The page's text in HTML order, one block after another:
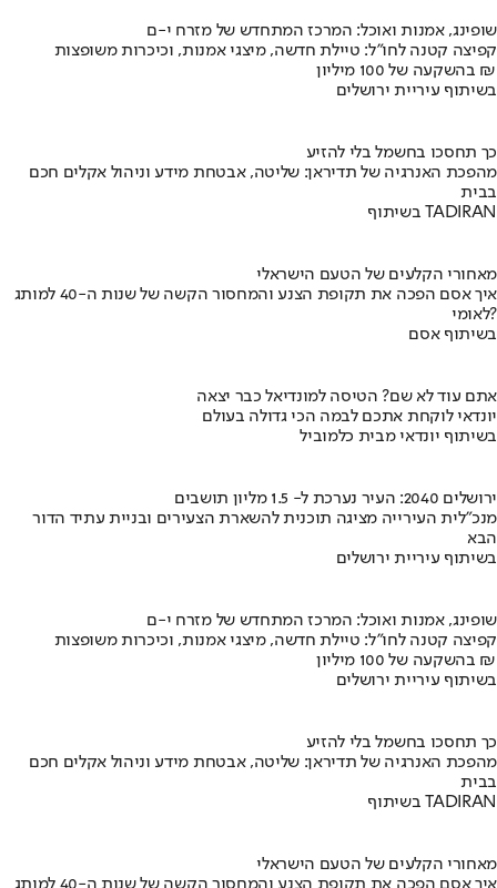
שופינג, אמנות ואוכל: המרכז המתחדש של מזרח י-ם
קפיצה קטנה לחו"ל: טיילת חדשה, מיצגי אמנות, וכיכרות משופצות
בהשקעה של 100 מיליון ₪
בשיתוף עיריית ירושלים
כך תחסכו בחשמל בלי להזיע
מהפכת האנרגיה של תדיראן: שליטה, אבטחת מידע וניהול אקלים חכם
בבית
בשיתוף TADIRAN
מאחורי הקלעים של הטעם הישראלי
איך אסם הפכה את תקופת הצנע והמחסור הקשה של שנות ה-40 למותג
לאומי?
בשיתוף אסם
אתם עוד לא שם? הטיסה למונדיאל כבר יצאה
יונדאי לוקחת אתכם לבמה הכי גדולה בעולם
בשיתוף יונדאי מבית כלמוביל
ירושלים 2040: העיר נערכת ל- 1.5 מליון תושבים
מנכ"לית העירייה מציגה תוכנית להשארת הצעירים ובניית עתיד הדור
הבא
בשיתוף עיריית ירושלים
שופינג, אמנות ואוכל: המרכז המתחדש של מזרח י-ם
קפיצה קטנה לחו"ל: טיילת חדשה, מיצגי אמנות, וכיכרות משופצות
בהשקעה של 100 מיליון ₪
בשיתוף עיריית ירושלים
כך תחסכו בחשמל בלי להזיע
מהפכת האנרגיה של תדיראן: שליטה, אבטחת מידע וניהול אקלים חכם
בבית
בשיתוף TADIRAN
מאחורי הקלעים של הטעם הישראלי